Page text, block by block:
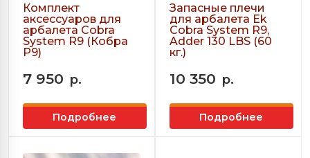
Комплект
аксессуаров для
арбалета Cobra
System R9 (Кобра
Р9)
7 950 р.
Подробнее
Запасные плечи
для арбалета Ek
Cobra System R9,
Adder 130 LBS (60
кг.)
10 350 р.
Подробнее